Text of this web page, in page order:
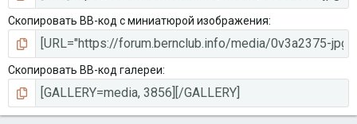
Скопировать BB-код с миниатюрой изображения
Скопировать BB-код галереи